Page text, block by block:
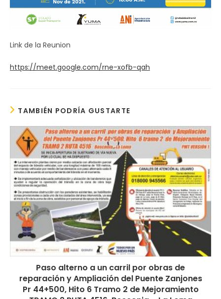
Link de la Reunion
https://meet.google.com/rne-xofb-qah
TAMBIÉN PODRÍA GUSTARTE
Paso alterno a un carril por obras de
reparación y Ampliación del Puente Zanjones
Pr 44+500, Hito 6 Tramo 2 de Mejoramiento